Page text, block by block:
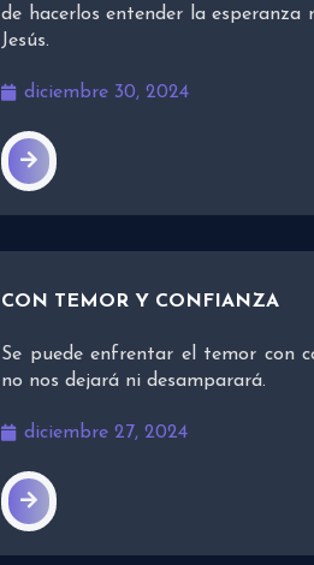
de hacerlos entender la esperanza
Jesús.
diciembre 30, 2024
CON TEMOR Y CONFIANZA
Se puede enfrentar el temor con
no nos dejará ni desamparará.
diciembre 27, 2024